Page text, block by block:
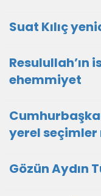
Suat Kılıç
ehemmiyet
yerel seçimler
Gözün Aydın